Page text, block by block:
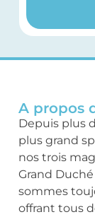
A propos
Depuis plus
plus grand
nos trois
Grand
sommes
offrant tous